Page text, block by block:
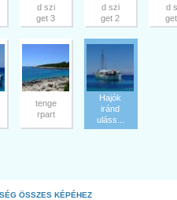
d szi
get 3
d szi
get 2
d
tenge
rpart
Hajók
iránd
uláss...
ÖSSZES KÉPÉHEZ